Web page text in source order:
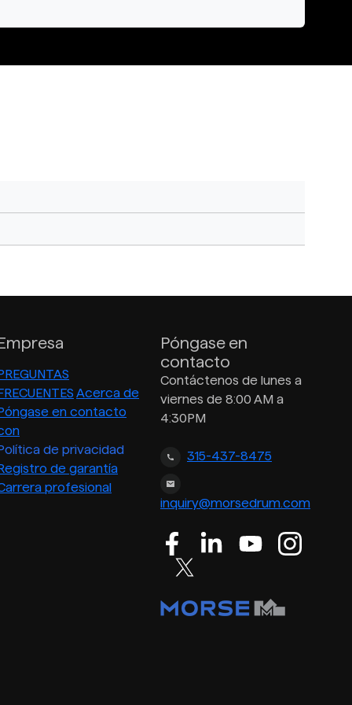
Acerca de
en contacto
de privacidad
de garantía
profesional
Póngase en
contacto
Contáctenos de lunes a
viernes de 8:00 AM a
4:30PM
315-437-8475
inquiry@morsedrum.com